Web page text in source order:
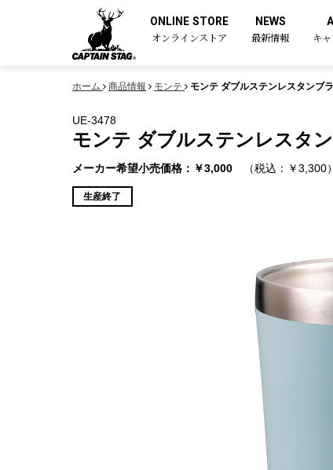
ONLINE STORE
オンラインストア
NEWS
最新情報 キ
ホーム 商品情報 モンテ モンテ ダブルステンレスタンブ
UE-3478
モンテ ダブルステンレスタ
メーカー希望小売価格：￥3,000 （税込：￥3,300）
生産終了